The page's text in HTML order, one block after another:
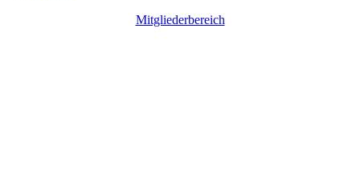
Mitgliederbereich